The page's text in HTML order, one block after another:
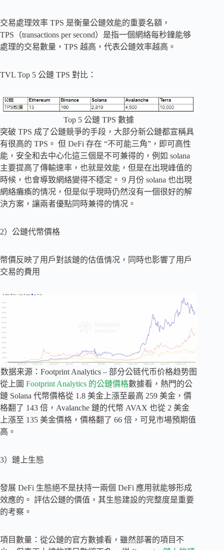
交易處理效率 TPS 是衡量公鏈效能的重要名額，
TPS（transactions per second）是指一個網絡每秒鐘能够
處理的交易數量，TPS 越高，代表公鏈效率越高。
TVL Top 5 公鏈 TPS 對比：
Top 5 公鏈 TPS 數據
突破 TPS 成了公鏈競爭的手段，大部分新公鏈都宣稱具
有很高的 TPS。 但 DeFi 存在 “不可能三角”，即可高性
能，安全和去中心化這三個是不可兼得的，例如 solana
主要提高了傳輸速率，也就是效能，但是在出現峰值的
時候，也會導致網絡變得不穩定。 9 月份 solana 也出現
網絡癱瘓的情况，但是似乎現時仍然沒有一個很好的解
決方案，讓兩者優點同時兼得的情况。
2）公鏈代幣價格
幣價反映了用戶對該鏈的估值情况，同時也影響了用戶
交易的費用
数据来源：Footprint Analytics – 部分公链代币价格趋势图
從上圖 Footprint Analytics 的公鏈價格數據看，熱門的公
鏈 Solana 代幣價格從 1.8 美金上漲至最高 259 美金，價
格翻了 143 倍，Avalanche 鏈的代幣 AVAX 也從 2 美金
上漲至 135 美金價格，價格翻了 66 倍，可見市場預期值
高。
3）鏈上生態
發展 DeFi 生態絕不是扶持一兩個 DeFi 應用就能够形成
效應的。 評估公鏈的價值，其生態建設的完整度是重要
的考察。
項目數量：從公鏈的官方數據看，雖然部署的項目不